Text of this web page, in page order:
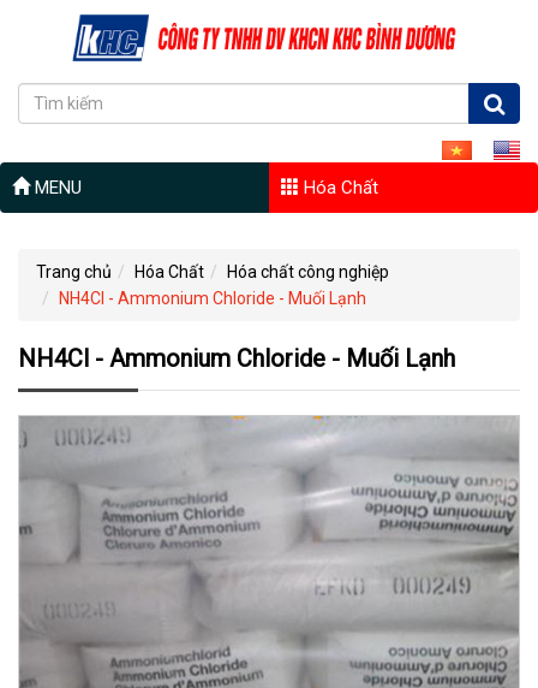
MENU Hóa Chất
Trang chủ Hóa Chất
Hóa chất công nghiệp
NH4Cl - Ammonium Chloride - Muối Lạnh
NH4Cl - Ammonium Chloride - Muối Lạnh